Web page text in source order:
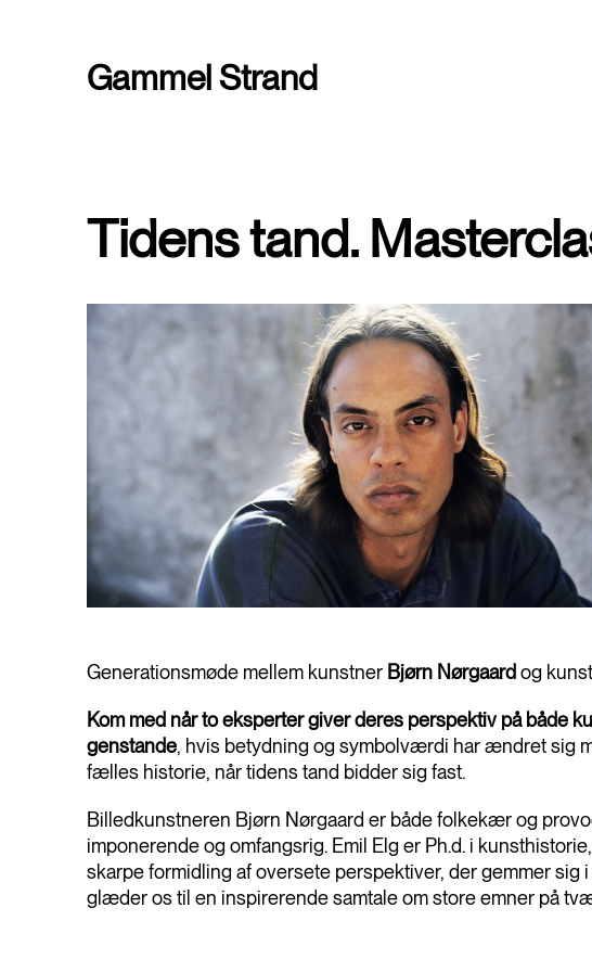
Gammel Strand
Tidens tand.
Generationsmøde mellem kunstner Bjørn Nørgaard og
Kom med når to eksperter giver deres perspektiv på både
genstande, hvis betydning og symbolværdi har ændret sig
fælles historie, når tidens tand bidder sig fast.
Billedkunstneren Bjørn Nørgaard er både folkekær og
imponerende og omfangsrig. Emil Elg er Ph.d. i
skarpe formidling af oversete perspektiver, der gemmer
glæder os til en inspirerende samtale om store emner på